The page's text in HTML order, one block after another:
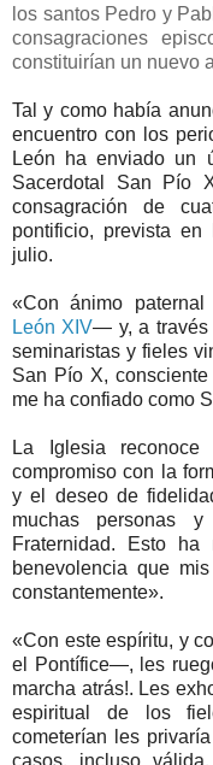
los santos Pedro y
consagraciones
constituirían un nuevo
Tal y como había
encuentro con los
León ha enviado un
Sacerdotal San Pío
consagración de
pontificio, prevista
julio.
«Con ánimo
León XIV— y, a través
seminaristas y fieles
San Pío X,
me ha confiado como
La Iglesia
compromiso con la
y el deseo de
muchas personas
Fraternidad. Esto
benevolencia que
constantemente».
«Con este espíritu, y
el Pontífice—, les
marcha atrás!. Les
espiritual de los
cometerían les
casos, incluso